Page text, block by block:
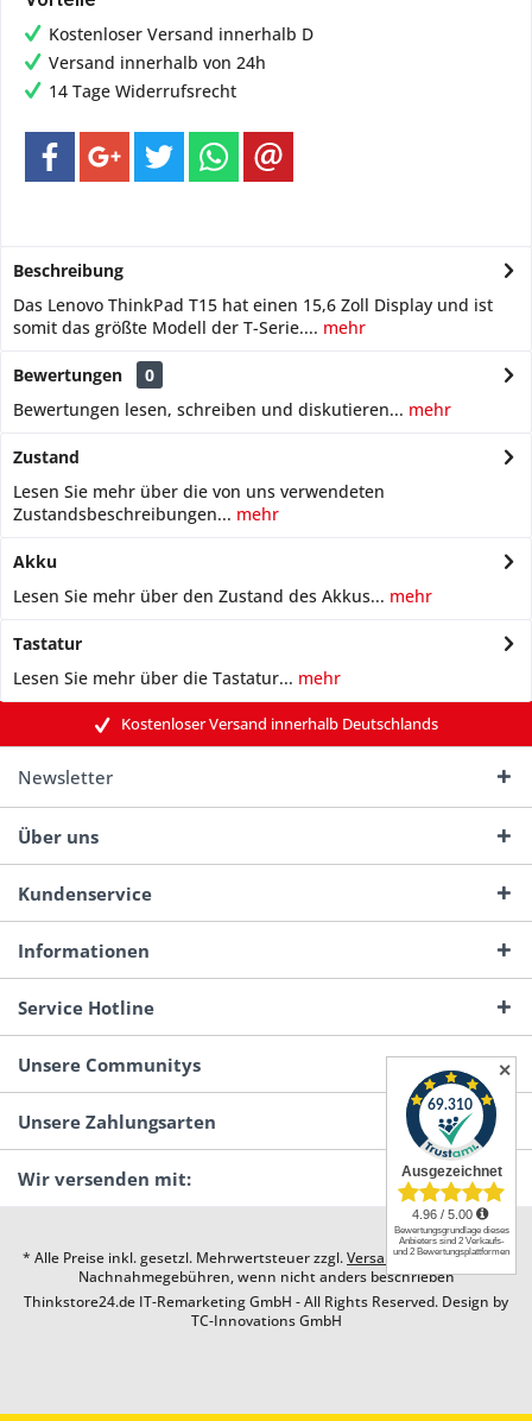
Kostenloser Versand innerhalb D
Versand innerhalb von 24h
14 Tage Widerrufsrecht
Beschreibung
Das Lenovo ThinkPad T15 hat einen 15,6 Zoll Display und ist
somit das größte Modell der T-Serie.... mehr
Bewertungen
0
Bewertungen lesen, schreiben und diskutieren... mehr
Zustand
Lesen Sie mehr über die von uns verwendeten
Zustandsbeschreibungen... mehr
Akku
Lesen Sie mehr über den Zustand des Akkus... mehr
Tastatur
Lesen Sie mehr über die Tastatur... mehr
Kostenloser Versand innerhalb Deutschlands
Newsletter
Über uns
Kundenservice
Informationen
Service Hotline
Unsere Communitys
Unsere Zahlungsarten
Wir versenden mit:
* Alle Preise inkl. gesetzl. Mehrwertsteuer zzgl.Versandkostenund ggf.
Nachnahmegebühren, wenn nicht anders beschrieben
Thinkstore24.de IT-Remarketing GmbH - All Rights Reserved. Design by
TC-Innovations GmbH
✕